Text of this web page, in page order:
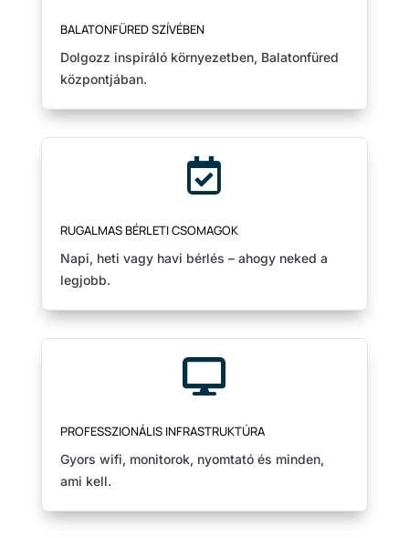
BALATONFÜRED SZÍVÉBEN
Dolgozz inspiráló környezetben, Balatonfüred
központjában.

RUGALMAS BÉRLETI CSOMAGOK
Napi, heti vagy havi bérlés – ahogy neked a
legjobb.

PROFESSZIONÁLIS INFRASTRUKTÚRA
Gyors wifi, monitorok, nyomtató és minden,
ami kell.